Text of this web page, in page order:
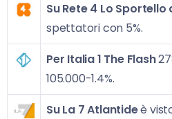
Su Rete 4 Lo Sportello
spettatori con 5%.
Per Italia 1 The Flash
105.000-1.4%.
Su La 7 Atlantideè